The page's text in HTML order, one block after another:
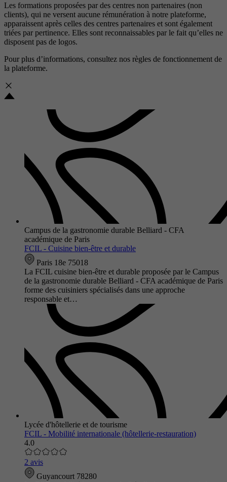
Les formations proposées par des centres non partenaires (non
clients), qui ne versent aucune rémunération à notre plateforme,
apparaissent après celles des centres partenaires et sont également
triées par pertinence. Elles sont reconnaissables par le fait qu’elles ne
disposent pas de logos.
Pour plus d’informations, consultez nos règles de fonctionnement de
la plateforme.
Campus de la gastronomie durable Belliard - CFA
académique de Paris
FCIL - Cuisine bien-être et durable
Paris 18e 75018
La FCIL cuisine bien-être et durable proposée par le Campus
de la gastronomie durable Belliard - CFA académique de Paris
forme des cuisiniers spécialisés dans une approche
responsable et…
Lycée d'hôtellerie et de tourisme
FCIL - Mobilité internationale (hôtellerie-restauration)
4.0
2 avis
Guyancourt 78280